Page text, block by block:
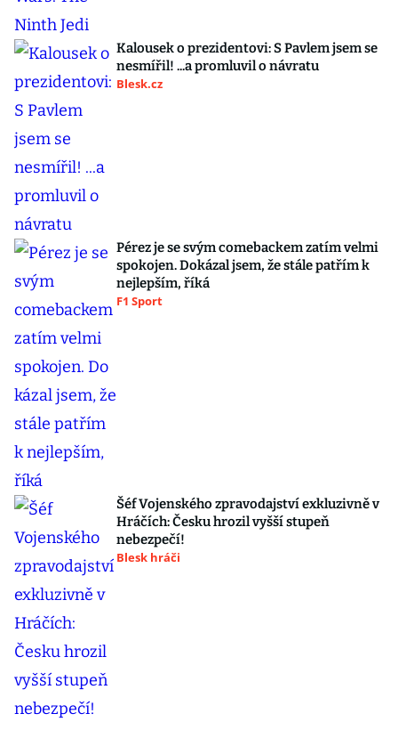
Kalousek o prezidentovi: S Pavlem jsem se
nesmířil! ...a promluvil o návratu
Blesk.cz
Pérez je se svým comebackem zatím velmi
spokojen. Dokázal jsem, že stále patřím k
nejlepším, říká
F1 Sport
Šéf Vojenského zpravodajství exkluzivně v
Hráčích: Česku hrozil vyšší stupeň
nebezpečí!
Blesk hráči